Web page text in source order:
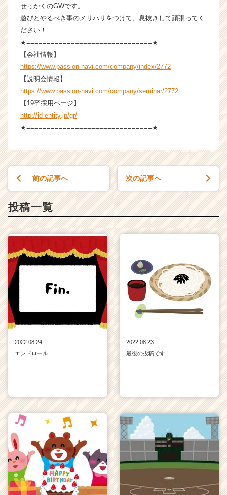
ャ
e
r
せっかくのGWです。
遊びとやるべき事のメリハリをつけて、息抜きして頑張ってく
ださい！
★===============================★
【会社情報】
https://www.passion-navi.com/company/index/2772
【説明会情報】
https://www.passion-navi.com/company/seminar/2772
【19卒採用ページ】
http://id-entity.jp/gr/
★===============================★
前の記事へ 次の記事へ
投稿一覧
2022.08.24
エンドロール
2022.08.23
最後の投稿です！